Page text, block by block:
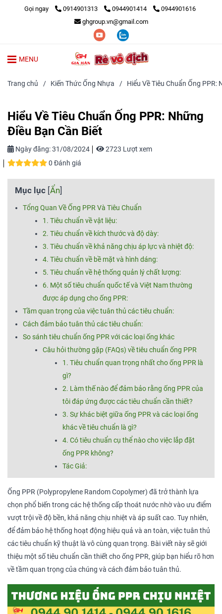
Gọi ngay 0914901313 0944901414
0944901616
ghgroup.vn@gmail.com
MENU
Trang chủ / Kiến Thức Ống Nhựa / Hiểu Về Tiêu Chuẩn Ống
Hiểu Về Tiêu Chuẩn Ống PPR: Những
Điều Bạn Cần Biết
Ngày đăng:31/08/2024
2723 Lượt xem
0 Đánh giá
Mục lục [Ẩn]
Tổng Quan Về Ống PPR Và Tiêu Chuẩn
1. Tiêu chuẩn về vật liệu:
2. Tiêu chuẩn về kích thước và độ dày:
3. Tiêu chuẩn về khả năng chịu áp lực và nhiệt độ:
4. Tiêu chuẩn về bề mặt và hình dáng:
5. Tiêu chuẩn về hệ thống quản lý chất lượng:
6. Một số tiêu chuẩn quốc tế và Việt Nam thường
được áp dụng cho ống PPR:
Tầm quan trọng của việc tuân thủ các tiêu chuẩn:
Cách đảm bảo tuân thủ các tiêu chuẩn:
So sánh tiêu chuẩn ống PPR với các loại ống khác
Câu hỏi thường gặp (FAQs) về tiêu chuẩn ống PPR
1. Tiêu chuẩn quan trọng nhất cho ống PPR là
gì?
2. Làm thế nào để đảm bảo rằng ống PPR của
tôi đáp ứng được các tiêu chuẩn cần thiết?
3. Sự khác biệt giữa ống PPR và các loại ống
khác về tiêu chuẩn là gì?
4. Có tiêu chuẩn cụ thể nào cho việc lắp đặt
ống PPR không?
Tác Giả:
Ống PPR (Polypropylene Random Copolymer) đã trở thành lựa
chọn phổ biến trong các hệ thống cấp thoát nước nhờ vào ưu điểm
vượt trội về độ bền, khả năng chịu nhiệt và áp suất cao. Tuy nhiên,
để đảm bảo hệ thống hoạt động hiệu quả và an toàn, việc tuân thủ
các tiêu chuẩn kỹ thuật là vô cùng quan trọng. Bài viết này sẽ giới
thiệu một số tiêu chuẩn cần thiết cho ống PPR, giúp bạn hiểu rõ hơn
về tầm quan trọng của chúng và cách đảm bảo tuân thủ.